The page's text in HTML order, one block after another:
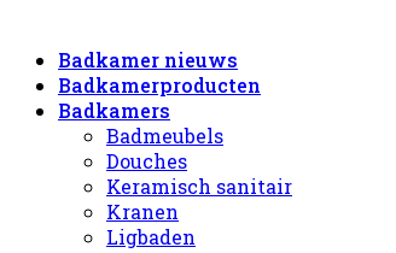
Badkamer nieuws
Badkamerproducten
Badkamers
Badmeubels
Douches
Keramisch sanitair
Kranen
Ligbaden